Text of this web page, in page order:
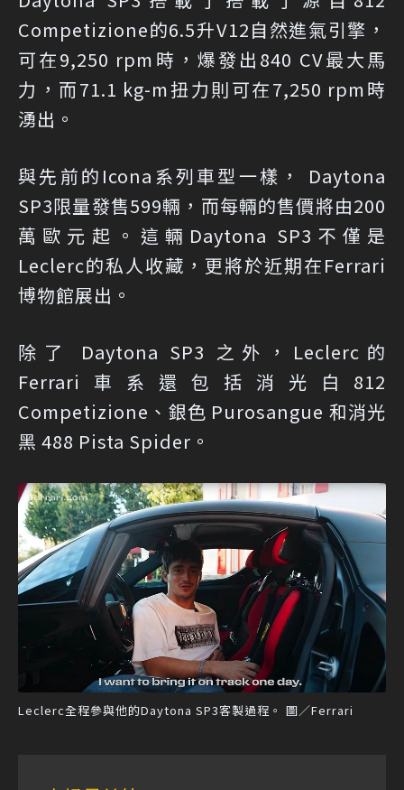
Competizione的6.5升V12自然進氣引擎，
可在9,250 rpm時，爆發出840 CV最大馬
力，而71.1 kg-m扭力則可在7,250 rpm時
湧出。
與先前的Icona系列車型一樣， Daytona
SP3限量發售599輛，而每輛的售價將由200
萬歐元起。這輛Daytona SP3不僅是
Leclerc的私人收藏，更將於近期在Ferrari
博物館展出。
除了 Daytona SP3 之外，Leclerc的
Ferrari車系還包括消光白812
Competizione、銀色 Purosangue 和消光
黑 488 Pista Spider。
Leclerc全程參與他的Daytona SP3客製過程。 圖／Ferrari